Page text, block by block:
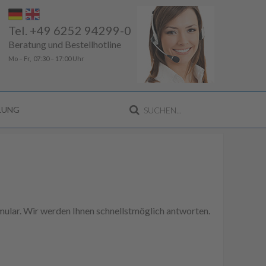
Tel. +49 6252 94299-0
Beratung und Bestellhotline
Mo – Fr, 07:30 – 17:00 Uhr
Wir werden Ihnen schnellstmöglich antworten.